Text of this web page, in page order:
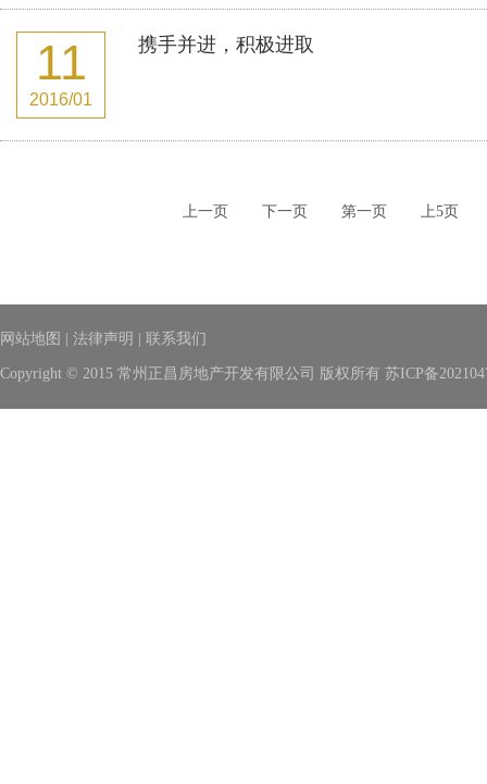
11
2016/01
携手并进，积极进取
上一页 下一页 第一页 上5页
网站地图 法律声明 联系我们
Copyright © 2015 常州正昌房地产开发有限公司 版权所有 苏ICP备